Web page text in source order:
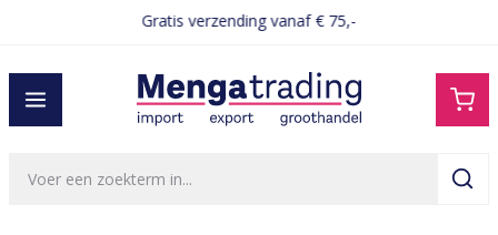
Gratis verzending vanaf € 75,-